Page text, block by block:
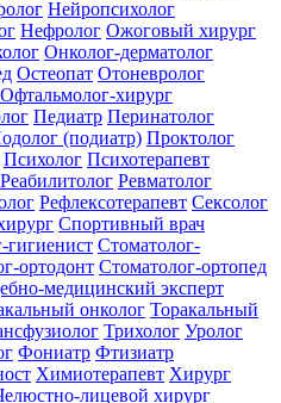
Нейропсихолог
Нефролог Ожоговый хирург
Онколог-дерматолог
Остеопат Отоневролог
Офтальмолог-хирург
Педиатр Перинатолог
(подиатр) Проктолог
Психолог Психотерапевт
Реабилитолог Ревматолог
Рефлексотерапевт Сексолог
Спортивный врач
гигиенист Стоматолог-
ортодонт Стоматолог-ортопед
медицинский эксперт
онколог Торакальный
Трихолог Уролог
Фониатр Фтизиатр
Химиотерапевт Хирург
лицевой хирург